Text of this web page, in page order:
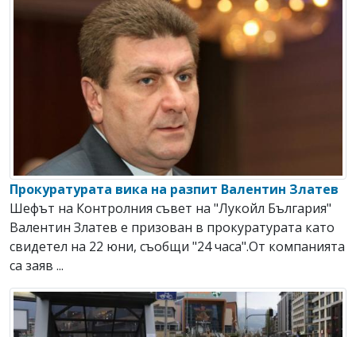
Прокуратурата вика на разпит Валентин Златев
Шефът на Контролния съвет на "Лукойл България"
Валентин Златев е призован в прокуратурата като
свидетел на 22 юни, съобщи "24 часа".От компанията
са заяв ...